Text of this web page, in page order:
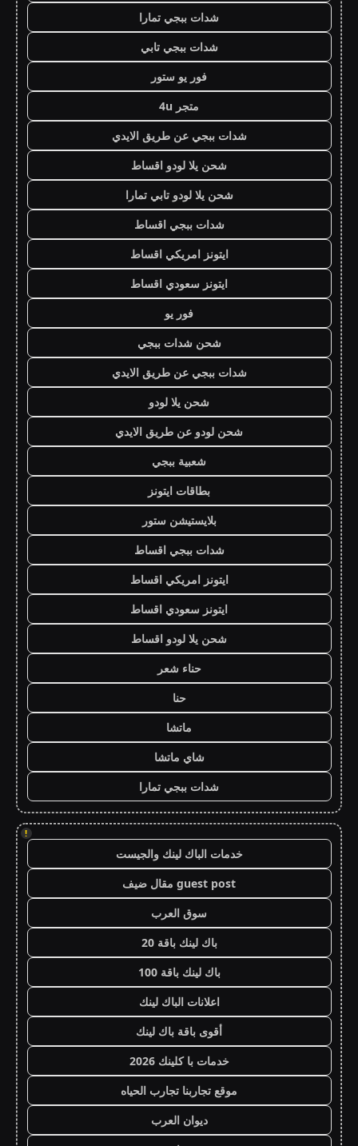
شدات ببجي تمارا
شدات ببجي تابي
فور يو ستور
متجر 4u
شدات ببجي عن طريق الايدي
شحن يلا لودو اقساط
شحن يلا لودو تابي تمارا
شدات ببجي اقساط
ايتونز امريكي اقساط
ايتونز سعودي اقساط
فور يو
شحن شدات ببجي
شدات ببجي عن طريق الايدي
شحن يلا لودو
شحن لودو عن طريق الايدي
شعبية ببجي
بطاقات ايتونز
بلايستيشن ستور
شدات ببجي اقساط
ايتونز امريكي اقساط
ايتونز سعودي اقساط
شحن يلا لودو اقساط
حناء شعر
حنا
ماتشا
شاي ماتشا
شدات ببجي تمارا
!
خدمات الباك لينك والجيست
guest post مقال ضيف
سوق العرب
باك لينك باقة 20
باك لينك باقة 100
اعلانات الباك لينك
أقوى باقة باك لينك
خدمات با كلينك 2026
موقع تجاربنا تجارب الحياه
ديوان العرب